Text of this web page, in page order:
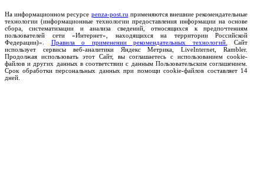
На информационном ресурсе penza-post.ru применяются внешние рекомендательные
технологии (информационные технологии предоставления информации на основе
сбора, систематизации и анализа сведений, относящихся к предпочтениям
пользователей сети «Интернет», находящихся на территории Российской
Федерации)». Правила о применении рекомендательных технологий.
Сайт
использует сервисы веб-аналитики Яндекс Метрика, LiveInternet, Rambler.
Продолжая использовать этот Сайт, вы соглашаетесь с использованием cookie-
файлов и других данных в соответствии с данным Пользовательским соглашением.
Срок обработки персональных данных при помощи cookie-файлов составляет 14
дней.